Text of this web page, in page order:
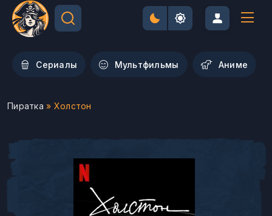
Сериалы Мультфильмы Aниме
Пиратка » Холстон